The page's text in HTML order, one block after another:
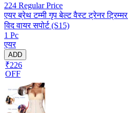
224 Regular Price
एयर ब्रेथ टम्मी गृप बेल्ट वैस्ट ट्रेनर
विद वायर सपोर्ट (S15)
1 Pc
एयर
ADD
₹226
OFF